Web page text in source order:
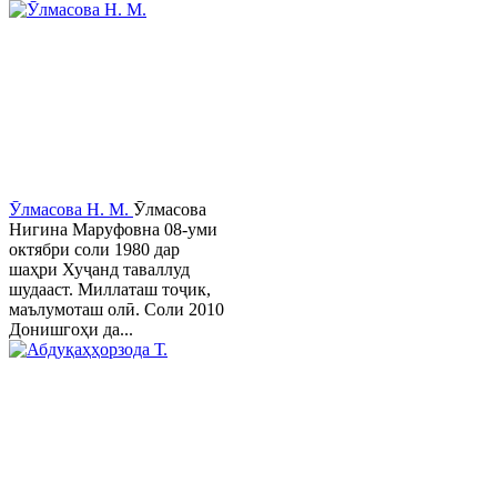
Ӯлмасова Н. М. Ӯлмасова
Нигина Маруфовна 08-уми
октябри соли 1980 дар
шаҳри Хуҷанд таваллуд
шудааст. Миллаташ тоҷик,
маълумоташ олӣ. Соли 2010
Донишгоҳи да...